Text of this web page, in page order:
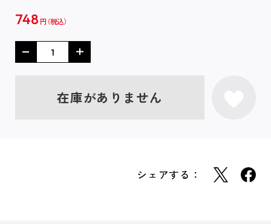
748 円
在庫がありません
シェアする：